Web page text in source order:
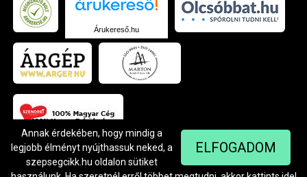
Árukereső.hu
© Szendrei Kft - 1042 Budapest, Árpád út 94.
Készítette:Netgo.hu Kft.
ELFOGADOM
Annak érdekében, hogy mindig a
legjobb élményt nyújthassuk neked, a
szepsegcikk.hu oldalon sütiket